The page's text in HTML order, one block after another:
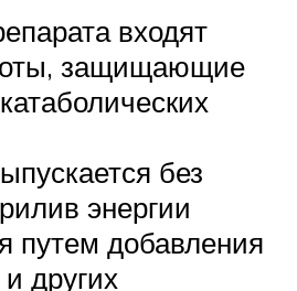
входят
защищающие
без
энергии
путем добавления
других